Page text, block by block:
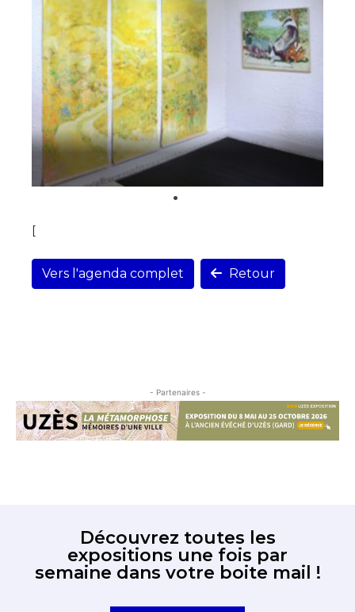
[
Vers l'agenda complet Retour
- Partenaires -
Découvrez toutes les
expositions une fois par
semaine dans votre boite mail !